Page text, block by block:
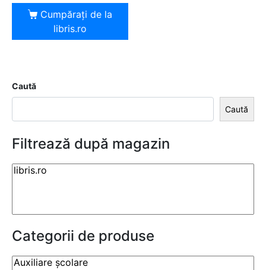
Cumpărați de la
libris.ro
Caută
Caută
Filtrează după magazin
Categorii de produse